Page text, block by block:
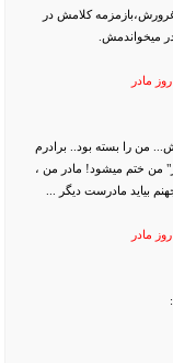
كلامش در
ميخواندمش.
مادر
من را بسته بود.. برادرم
من ختم میشود! مادر من ،
بیاید مادرست دیگر ...
مادر